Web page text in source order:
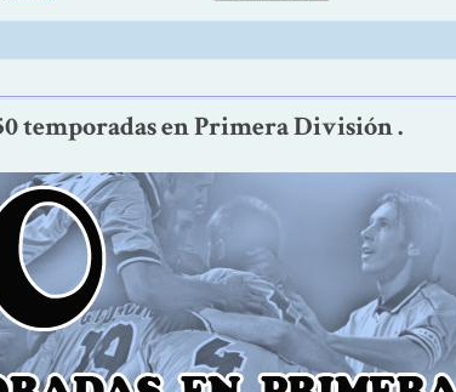
temporadas en Primera División .